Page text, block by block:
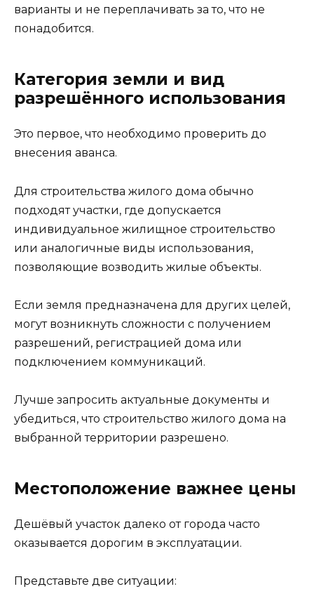
варианты и не переплачивать за то, что не
понадобится.
Категория земли и вид
разрешённого использования
Это первое, что необходимо проверить до
внесения аванса.
Для строительства жилого дома обычно
подходят участки, где допускается
индивидуальное жилищное строительство
или аналогичные виды использования,
позволяющие возводить жилые объекты.
Если земля предназначена для других целей,
могут возникнуть сложности с получением
разрешений, регистрацией дома или
подключением коммуникаций.
Лучше запросить актуальные документы и
убедиться, что строительство жилого дома на
выбранной территории разрешено.
Местоположение важнее цены
Дешёвый участок далеко от города часто
оказывается дорогим в эксплуатации.
Представьте две ситуации: